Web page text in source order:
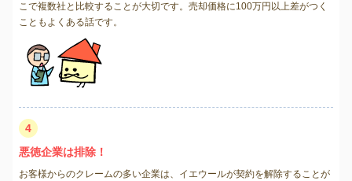
こで複数社と比較することが大切です。売却価格に100万円以上差がつく
こともよくある話です。
4
悪徳企業は排除！
お客様からのクレームの多い企業は、イエウールが契約を解除することが